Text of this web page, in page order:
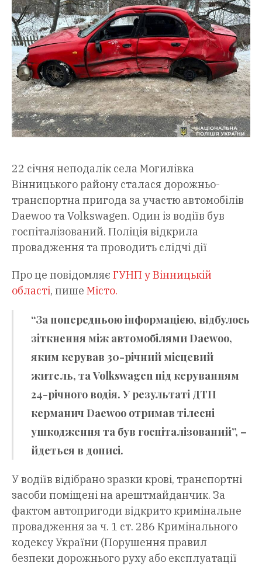
22 січня неподалік села Могилівка
Вінницького району сталася дорожньо-
транспортна пригода за участю автомобілів
Daewoo та Volkswagen. Один із водіїв був
госпіталізований. Поліція відкрила
провадження та проводить слідчі дії
Про це повідомляє ГУНП у Вінницькій
області, пише Місто.
“За попередньою інформацією, відбулось
зіткнення між автомобілями Daewoo,
яким керував 30-річний місцевий
житель, та Volkswagen під керуванням
24-річного водія. У результаті ДТП
керманич Daewoo отримав тілесні
ушкодження та був госпіталізований”, –
йдеться в дописі.
У водіїв відібрано зразки крові, транспортні
засоби поміщені на арештмайданчик. За
фактом автопригоди відкрито кримінальне
провадження за ч. 1 ст. 286 Кримінального
кодексу України (Порушення правил
безпеки дорожнього руху або експлуатації